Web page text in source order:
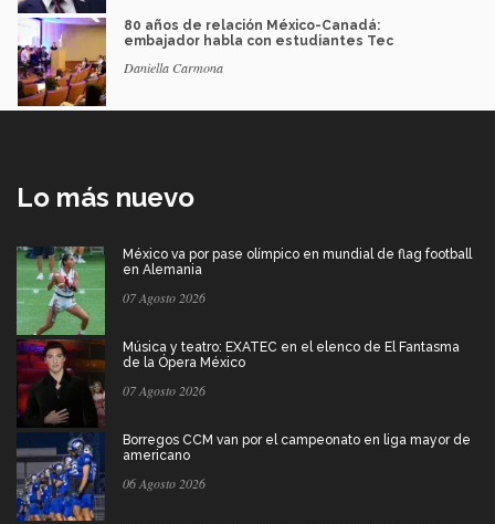
80 años de relación México-Canadá:
embajador habla con estudiantes Tec
Daniella Carmona
Lo más nuevo
México va por pase olímpico en mundial de flag football
en Alemania
07 Agosto 2026
Música y teatro: EXATEC en el elenco de El Fantasma
de la Ópera México
07 Agosto 2026
Borregos CCM van por el campeonato en liga mayor de
americano
06 Agosto 2026